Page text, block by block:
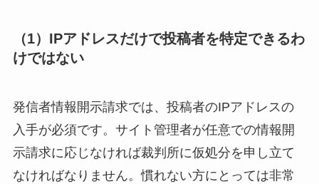
（1）IPアドレスだけで投稿者を特定できるわ
けではない
発信者情報開示請求では、投稿者のIPアドレスの
入手が必須です。サイト管理者が任意での情報開
示請求に応じなければ裁判所に仮処分を申し立て
なければなりません。慣れない方にとっては非常